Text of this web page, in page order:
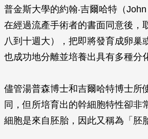
普金斯大學的約翰‧吉爾哈特（
在經過流產手術者的書面同意後，
八到十週大），把即將發育成卵巢
也成功地分離並培養出具有多種分
儘管湯普森博士和吉爾哈特博士所
同，但所培育出的幹細胞特性卻非
細胞是來自胚胎，因此又稱為「胚